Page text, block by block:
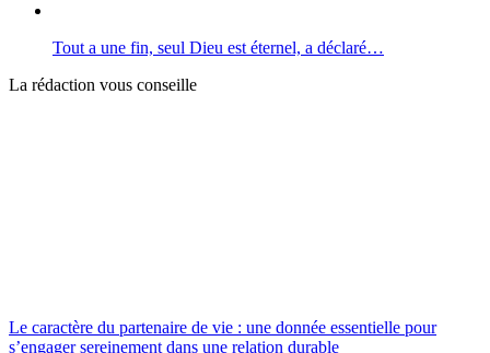
Tout a une fin, seul Dieu est éternel, a déclaré…
La rédaction vous conseille
Le caractère du partenaire de vie : une donnée essentielle pour
s’engager sereinement dans une relation durable